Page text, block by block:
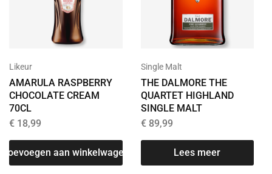
Likeur
AMARULA RASPBERRY
CHOCOLATE CREAM
70CL
€ 18,99
Toevoegen aan winkelwagen
Single Malt
THE DALMORE THE
QUARTET HIGHLAND
SINGLE MALT
€89,99
Lees meer